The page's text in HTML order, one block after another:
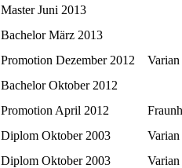
Master Juni 2013
Bachelor März 2013
Promotion Dezember 2012
Bachelor Oktober 2012
Promotion April 2012
Diplom Oktober 2003
Diplom Oktober 2003